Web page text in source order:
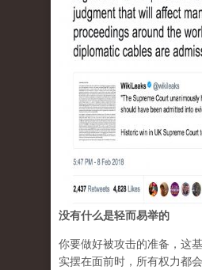
没有什么是轻而易举的
你要做好被攻击的准备，这
实摆在面前时，所有权力都